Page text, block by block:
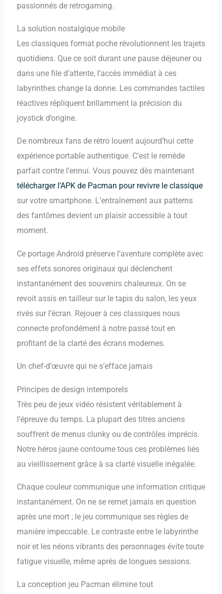
passionnés de retrogaming.
La solution nostalgique mobile
Les classiques format poche révolutionnent les trajets
quotidiens. Que ce soit durant une pause déjeuner ou
dans une file d’attente, l’accès immédiat à ces
labyrinthes change la donne. Les commandes tactiles
réactives répliquent brillamment la précision du
joystick d’origine.
De nombreux fans de rétro louent aujourd’hui cette
expérience portable authentique. C’est le remède
parfait contre l’ennui. Vous pouvez dès maintenant
télécharger l’APK de Pacman pour revivre le classique
sur votre smartphone. L’entraînement aux patterns
des fantômes devient un plaisir accessible à tout
moment.
Ce portage Android préserve l’aventure complète avec
ses effets sonores originaux qui déclenchent
instantanément des souvenirs chaleureux. On se
revoit assis en tailleur sur le tapis du salon, les yeux
rivés sur l’écran. Rejouer à ces classiques nous
connecte profondément à notre passé tout en
profitant de la clarté des écrans modernes.
Un chef-d’œuvre qui ne s’efface jamais
Principes de design intemporels
Très peu de jeux vidéo résistent véritablement à
l’épreuve du temps. La plupart des titres anciens
souffrent de menus clunky ou de contrôles imprécis.
Notre héros jaune contourne tous ces problèmes liés
au vieillissement grâce à sa clarté visuelle inégalée.
Chaque couleur communique une information critique
instantanément. On ne se remet jamais en question
après une mort ; le jeu communique ses règles de
manière impeccable. Le contraste entre le labyrinthe
noir et les néons vibrants des personnages évite toute
fatigue visuelle, même après de longues sessions.
La conception jeu Pacman élimine tout